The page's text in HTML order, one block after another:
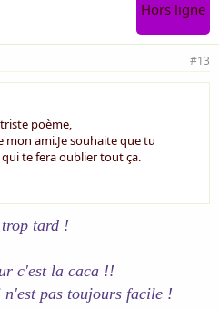
Hors ligne
#13
poème,
ami.Je souhaite que tu
te fera oublier tout ça.
tard !
c'est la caca !!
pas toujours facile !